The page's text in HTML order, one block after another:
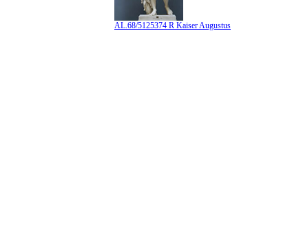
AL.68/5125374 R Kaiser Augustus